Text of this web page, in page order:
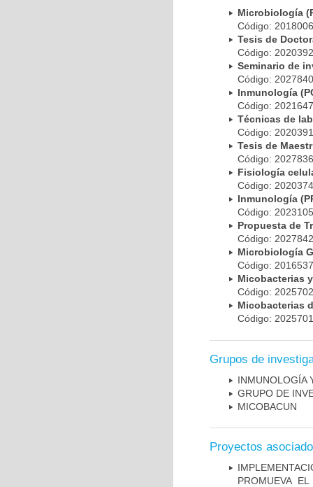
Microbiología
Código:
Tesis de
Código:
Seminario de
Código:
Inmunología
Código:
Técnicas de
Código:
Tesis de
Código:
Fisiología
Código:
Inmunología
Código:
Propuesta de
Código:
Microbiología
Código:
Micobacterias
Código:
Micobacterias
Código:
Grupos de
INMUNOLOGÍA
GRUPO DE
MICOBAC­UN
Proyectos
PROMUEVA